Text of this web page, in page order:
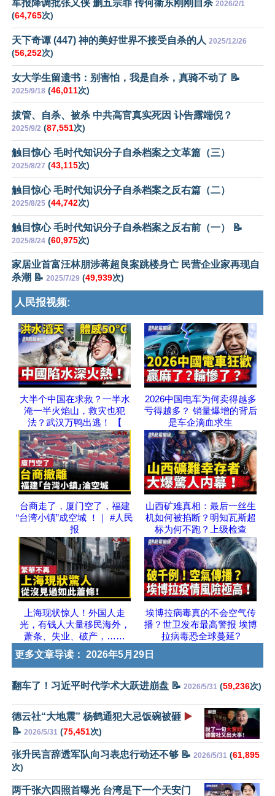
军报降调批张又侠 删五宗罪 传何衞东刚刚自杀 2026/2/1
(64,765次)
天下奇谭 (447) 神的美好世界不接受自杀的人 2025/12/26
(56,252次)
女大学生留遗书：别害怕，我是自杀，真骑不动了 📝
2025/9/18 (46,011次)
拔管、自杀、被杀 中共高官真实死因 讣告露端倪？
2025/9/2 (87,551次)
触目惊心 毛时代知识分子自杀档案之文革篇（三）
2025/8/27 (43,115次)
触目惊心 毛时代知识分子自杀档案之反右篇（二）
2025/8/25 (44,742次)
触目惊心 毛时代知识分子自杀档案之反右前（一） 📝
2025/8/24 (60,975次)
家居业首富汪林朋涉蒋超良案跳楼身亡 民营企业家再现自
杀潮 📝 2025/7/29 (49,939次)
人民报视频:
大半个中国在求救？一半水
淹一半火焰山，救灾也犯
法？武汉万鸭出逃！ 【
2026中国电车为何卖得越多
亏得越多？ 销量爆增的背后
是车企滴血求生
台商走了，厦门空了，福建
“台湾小镇”成空城 ！｜ #人民
报
山西矿难真相：最后一丝生
机如何被掐断？明知瓦斯超
标为何不跑？上级检查
上海现状惊人！外国人走
光，有钱人大量移民海外，
萧条、失业、破产，……
埃博拉病毒真的不会空气传
播？世卫发布最高警报 埃博
拉病毒恐全球蔓延?
更多文章导读： 2026年5月29日
翻车了！习近平时代学术大跃进崩盘 📝 2026/5/31 (59,236次)
德云社“大地震” 杨鹤通犯大忌饭碗被砸 ▶️
📝 2026/5/31 (75,451次)
张升民言辞透军队向习表忠行动还不够 📝 2026/5/31 (61,895
次)
两千张六四照首曝光 台湾是下一个天安门